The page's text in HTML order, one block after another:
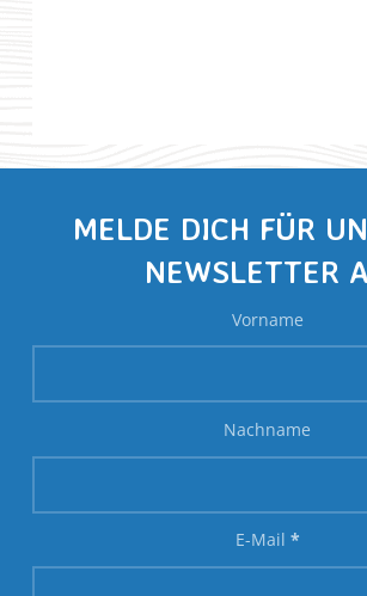
MELDE DICH FÜR
NEWSLETTER
Vorname
Nachname
E-Mail *